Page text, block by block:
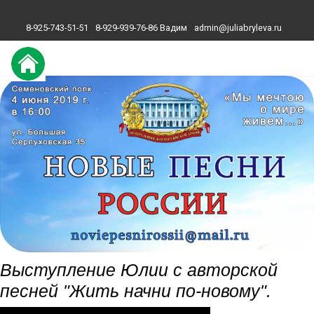
8-925-743-51-51 8-929-939-76-86 Вадим admin@juliabryleva.ru
Выступление Юлии с авторской
песней "Жить начни по-новому".